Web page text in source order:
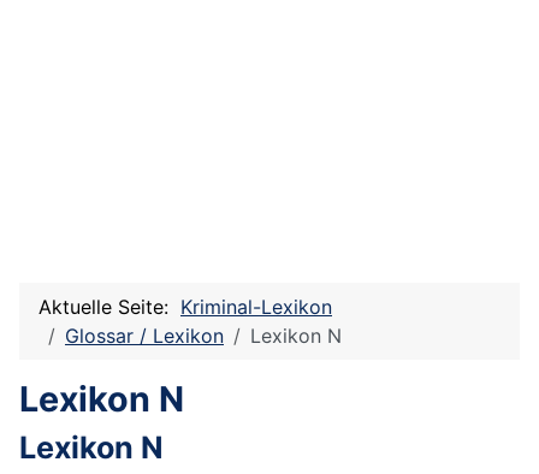
Aktuelle Seite: Kriminal-Lexikon
Glossar / Lexikon
Lexikon N
Lexikon N
Lexikon N